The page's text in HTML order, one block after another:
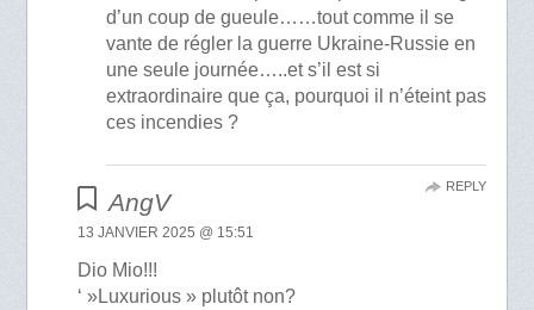
d’un coup de gueule……tout comme il se
vante de régler la guerre Ukraine-Russie en
une seule journée…..et s’il est si
extraordinaire que ça, pourquoi il n’éteint pas
ces incendies ?
AngV
13 JANVIER 2025 @ 15:51
Dio Mio!!!
‘ »Luxurious » plutôt non?
REPLY